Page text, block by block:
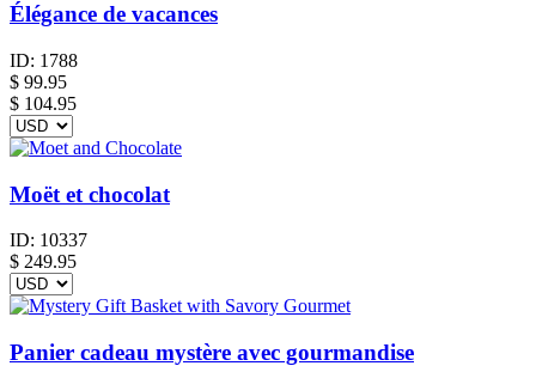
Élégance de vacances
ID: 1788
$ 99.95
$ 104.95
Moët et chocolat
ID: 10337
$ 249.95
Panier cadeau mystère avec gourmandise